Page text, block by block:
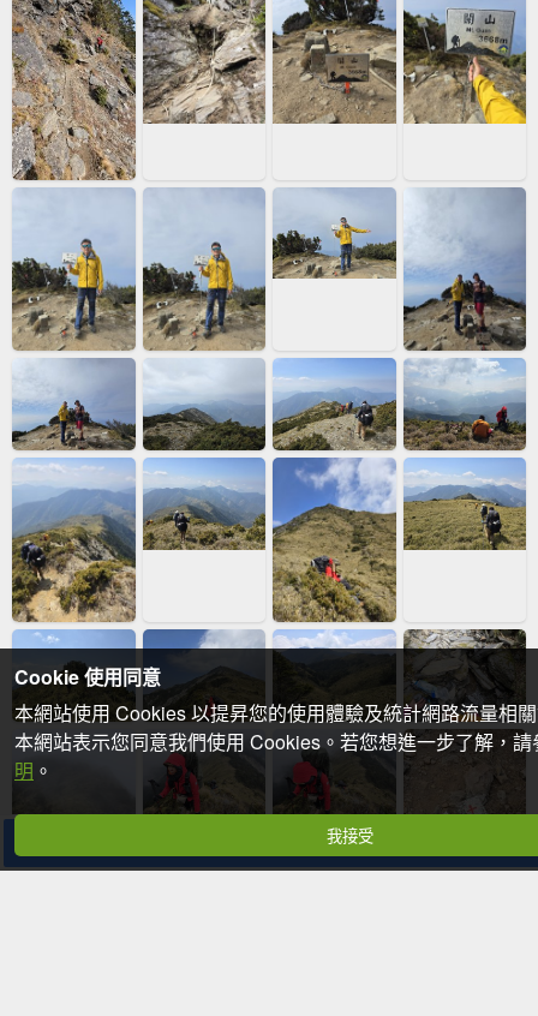
分享
Cookie 使用同意
本網站使用 Cookies 以提昇您的使用體驗及統計網路流量相
本網站表示您同意我們使用 Cookies。若您想進一步了解，
明 。
我接受